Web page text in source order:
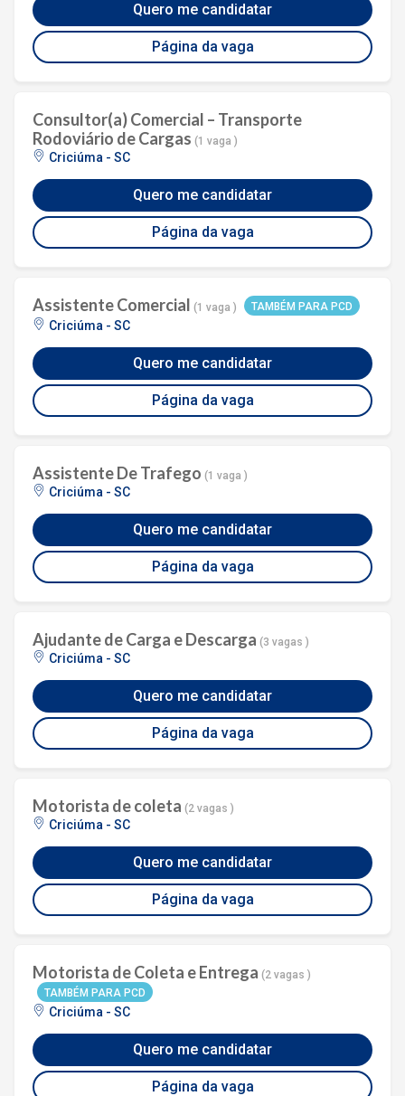
Página da vaga
Quero me candidatar
Consultor(a) Comercial – Transporte
Rodoviário de Cargas (1 vaga )
Criciúma - SC
Página da vaga
Quero me candidatar
Assistente Comercial (1 vaga ) TAMBÉM PARA PCD
Criciúma - SC
Página da vaga
Quero me candidatar
Assistente De Trafego (1 vaga )
Criciúma - SC
Página da vaga
Quero me candidatar
Ajudante de Carga e Descarga (3 vagas )
Criciúma - SC
Página da vaga
Quero me candidatar
Motorista de coleta (2 vagas )
Criciúma - SC
Página da vaga
Quero me candidatar
Motorista de Coleta e Entrega (2 vagas )
TAMBÉM PARA PCD
Criciúma - SC
Página da vaga
Quero me candidatar